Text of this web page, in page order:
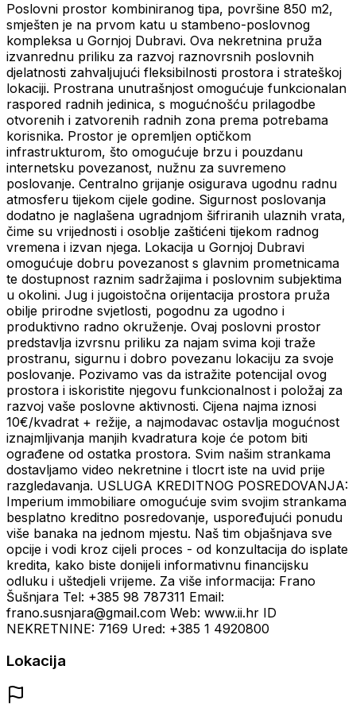
Poslovni prostor kombiniranog tipa, površine 850 m2,
smješten je na prvom katu u stambeno-poslovnog
kompleksa u Gornjoj Dubravi. Ova nekretnina pruža
izvanrednu priliku za razvoj raznovrsnih poslovnih
djelatnosti zahvaljujući fleksibilnosti prostora i strateškoj
lokaciji. Prostrana unutrašnjost omogućuje funkcionalan
raspored radnih jedinica, s mogućnošću prilagodbe
otvorenih i zatvorenih radnih zona prema potrebama
korisnika. Prostor je opremljen optičkom
infrastrukturom, što omogućuje brzu i pouzdanu
internetsku povezanost, nužnu za suvremeno
poslovanje. Centralno grijanje osigurava ugodnu radnu
atmosferu tijekom cijele godine. Sigurnost poslovanja
dodatno je naglašena ugradnjom šifriranih ulaznih vrata,
čime su vrijednosti i osoblje zaštićeni tijekom radnog
vremena i izvan njega. Lokacija u Gornjoj Dubravi
omogućuje dobru povezanost s glavnim prometnicama
te dostupnost raznim sadržajima i poslovnim subjektima
u okolini. Jug i jugoistočna orijentacija prostora pruža
obilje prirodne svjetlosti, pogodnu za ugodno i
produktivno radno okruženje. Ovaj poslovni prostor
predstavlja izvrsnu priliku za najam svima koji traže
prostranu, sigurnu i dobro povezanu lokaciju za svoje
poslovanje. Pozivamo vas da istražite potencijal ovog
prostora i iskoristite njegovu funkcionalnost i položaj za
razvoj vaše poslovne aktivnosti. Cijena najma iznosi
10€/kvadrat + režije, a najmodavac ostavlja mogućnost
iznajmljivanja manjih kvadratura koje će potom biti
ograđene od ostatka prostora. Svim našim strankama
dostavljamo video nekretnine i tlocrt iste na uvid prije
razgledavanja. USLUGA KREDITNOG POSREDOVANJA:
Imperium immobiliare omogućuje svim svojim strankama
besplatno kreditno posredovanje, uspoređujući ponudu
više banaka na jednom mjestu. Naš tim objašnjava sve
opcije i vodi kroz cijeli proces - od konzultacija do isplate
kredita, kako biste donijeli informativnu financijsku
odluku i uštedjeli vrijeme. Za više informacija: Frano
Šušnjara Tel: +385 98 787311 Email:
frano.susnjara@gmail.com Web: www.ii.hr ID
NEKRETNINE: 7169 Ured: +385 1 4920800
Lokacija